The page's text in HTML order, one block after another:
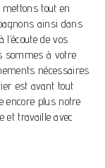
mettons tout en
ainsi dans
de vos
sommes à votre
nécessaires
est avant tout
encore plus notre
et travaille avec